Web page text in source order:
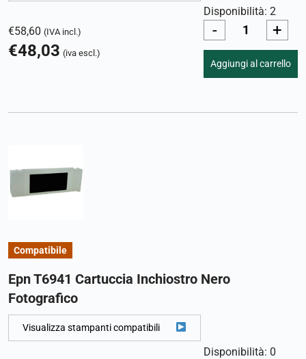
€58,60 (IVA incl.)
€48,03 (iva escl.)
Disponibilità: 2
- +
Aggiungi al carrello
Compatibile
Epn T6941 Cartuccia Inchiostro Nero
Fotografico
Visualizza stampanti compatibili
Disponibilità: 0